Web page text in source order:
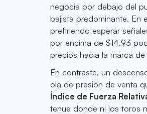
negocia por debajo del
bajista predominante. En
prefiriendo esperar
por encima de $14.93
precios hacia la marca de
En contraste, un
ola de presión de venta
Índice de Fuerza
tenue donde ni los toros